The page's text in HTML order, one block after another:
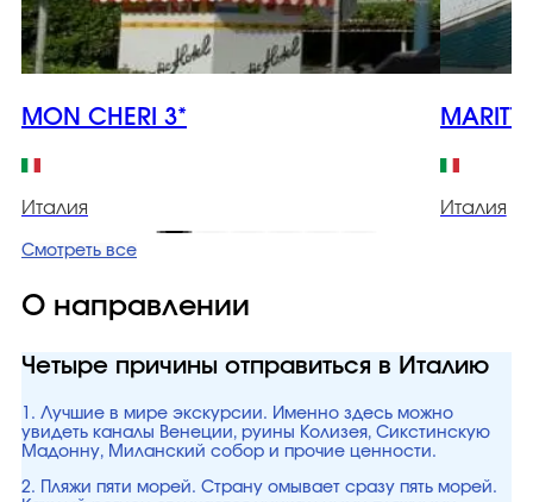
MON CHERI 3*
Италия Италия
Смотреть все
О направлении
Четыре причины отправиться в Италию
1. Лучшие в мире экскурсии. Именно здесь можно
увидеть каналы Венеции, руины Колизея, Сикстинскую
Мадонну, Миланский собор и прочие ценности.
2. Пляжи пяти морей. Страну омывает сразу пять морей.